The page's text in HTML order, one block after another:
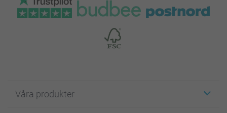
Våra produkter